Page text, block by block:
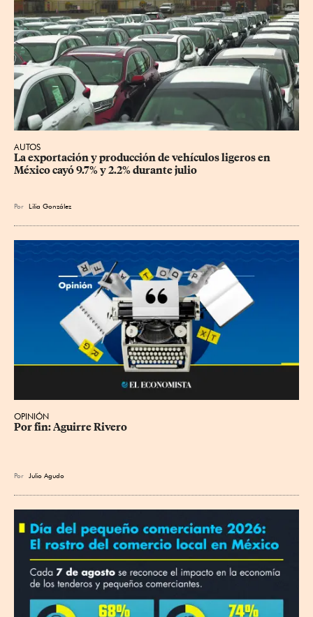
AUTOS
La exportación y producción de vehículos ligeros en
México cayó 9.7% y 2.2% durante julio
Por Lilia González
OPINIÓN
Por fin: Aguirre Rivero
Por Julio Agudo